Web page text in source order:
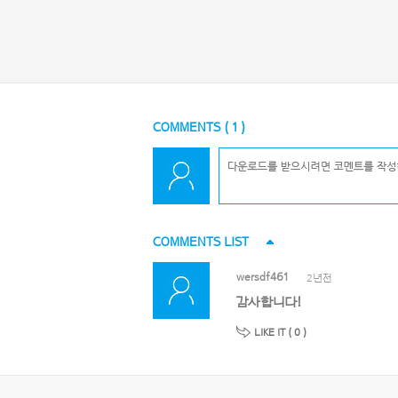
COMMENTS ( 1 )
COMMENTS LIST
wersdf461 2년전
감사합니다!
LIKE IT ( 0 )